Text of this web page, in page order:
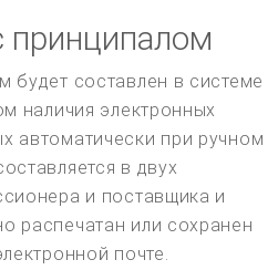
принципалом
будет составлен в системе
наличия электронных
автоматически при ручном
в двух
и поставщика и
распечатан или сохранен
почте.